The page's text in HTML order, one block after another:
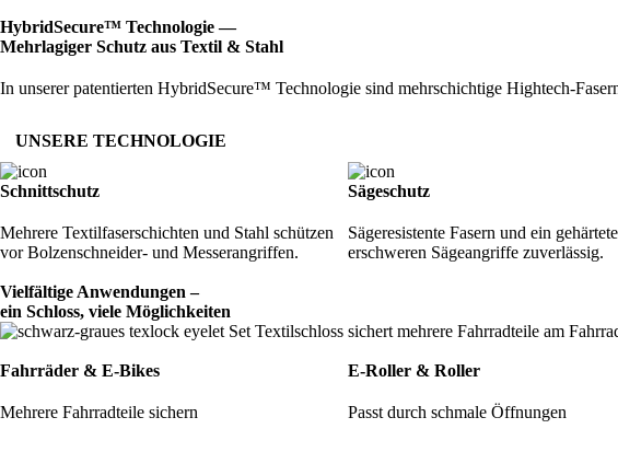
HybridSecure™ Technologie —
Mehrlagiger Schutz aus Textil & Stahl
In unserer patentierten HybridSecure™ Technologie sind mehrschichtige Hightech-
UNSERE TECHNOLOGIE
Schnittschutz
Mehrere Textilfaserschichten und Stahl schützen
vor Bolzenschneider- und Messerangriffen.
Sägeschutz
Sägeresistente Fasern und ein
erschweren Sägeangriffe zuverlässig.
Vielfältige Anwendungen –
ein Schloss, viele Möglichkeiten
Fahrräder & E-Bikes
Mehrere Fahrradteile sichern
E-Roller & Roller
Passt durch schmale Öffnungen